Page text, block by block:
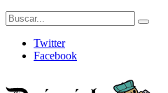
Twitter
Facebook